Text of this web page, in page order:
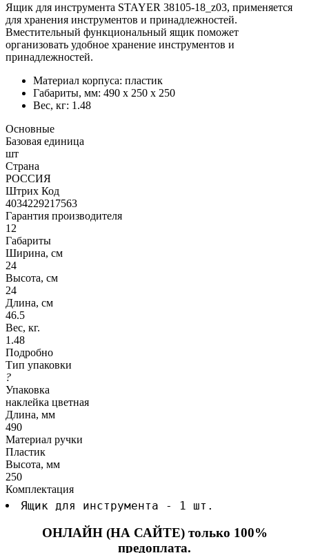
Ящик для инструмента STAYER 38105-18_z03, применяется
для хранения инструментов и принадлежностей.
Вместительный функциональный ящик поможет
организовать удобное хранение инструментов и
принадлежностей.
Материал корпуса: пластик
Габариты, мм: 490 х 250 х 250
Вес, кг: 1.48
Основные
Базовая единица
шт
Страна
РОССИЯ
Штрих Код
4034229217563
Гарантия производителя
12
Габариты
Ширина, см
24
Высота, см
24
Длина, см
46.5
Вес, кг.
1.48
Подробно
Тип упаковки
?
Упаковка
наклейка цветная
Длина, мм
490
Материал ручки
Пластик
Высота, мм
250
Комплектация
Ящик для инструмента - 1 шт.
ОНЛАЙН (НА САЙТЕ) только 100%
предоплата.